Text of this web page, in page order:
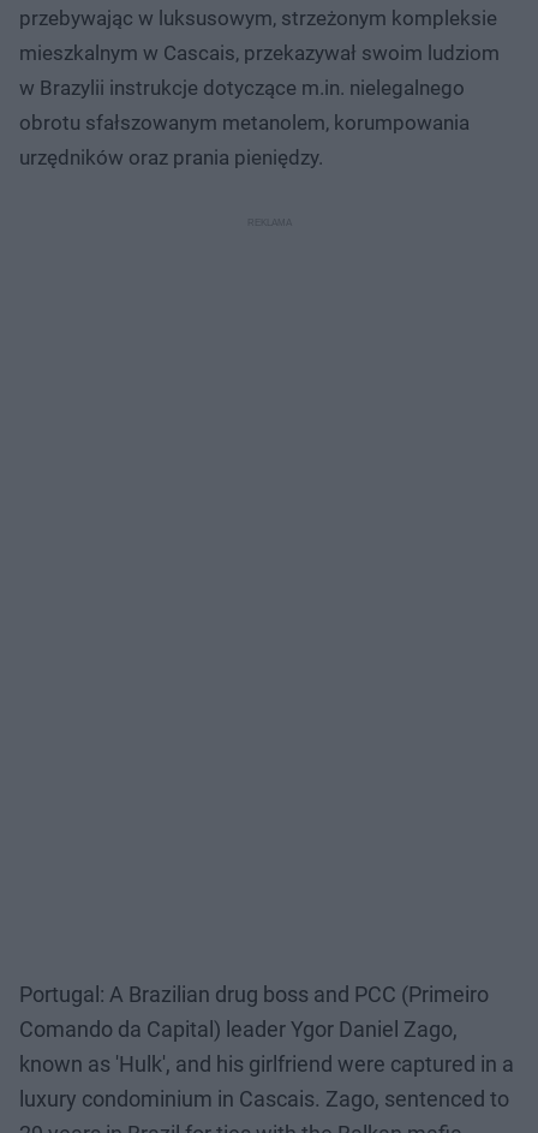
przebywając w luksusowym, strzeżonym kompleksie
mieszkalnym w Cascais, przekazywał swoim ludziom
w Brazylii instrukcje dotyczące m.in. nielegalnego
obrotu sfałszowanym metanolem, korumpowania
urzędników oraz prania pieniędzy.
Portugal: A Brazilian drug boss and PCC (Primeiro
Comando da Capital) leader Ygor Daniel Zago,
known as 'Hulk', and his girlfriend were captured in a
luxury condominium in Cascais. Zago, sentenced to